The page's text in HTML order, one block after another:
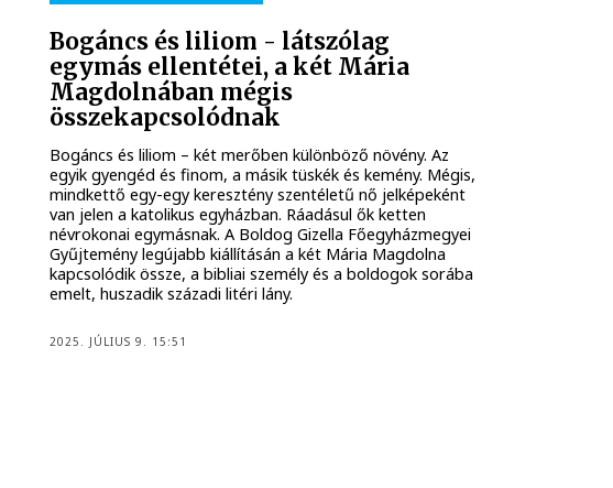
Bogáncs és liliom - látszólag
egymás ellentétei, a két Mária
Magdolnában mégis
összekapcsolódnak
Bogáncs és liliom – két merőben különböző növény. Az
egyik gyengéd és finom, a másik tüskék és kemény. Mégis,
mindkettő egy-egy keresztény szentéletű nő jelképeként
van jelen a katolikus egyházban. Ráadásul ők ketten
névrokonai egymásnak. A Boldog Gizella Főegyházmegyei
Gyűjtemény legújabb kiállításán a két Mária Magdolna
kapcsolódik össze, a bibliai személy és a boldogok sorába
emelt, huszadik századi litéri lány.
2025. JÚLIUS 9. 15:51